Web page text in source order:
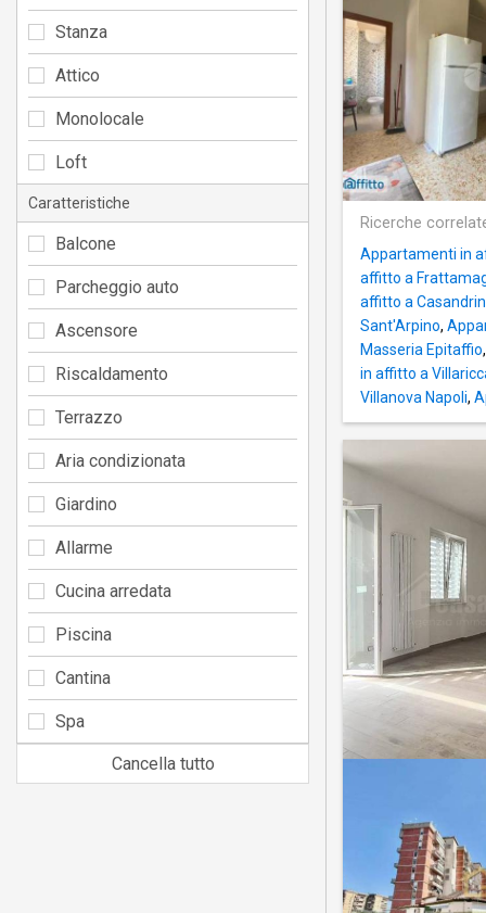
Ricerche
Appartamenti in
affitto a
affitto a
Sant'Arpino,
Masseria Epitaffio,
in affitto a
Villanova Napoli,
Stanza
Attico
Monolocale
Loft
Caratteristiche
Balcone
Parcheggio auto
Ascensore
Riscaldamento
Terrazzo
Aria condizionata
Giardino
Allarme
Cucina arredata
Piscina
Cantina
Spa
Cancella tutto